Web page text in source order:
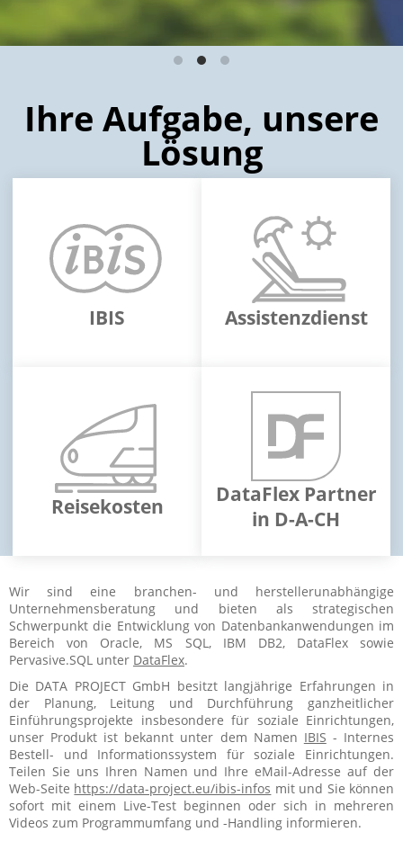
Ihre Aufgabe, unsere
Lösung
IBIS Assistenzdienst
Reisekosten
DataFlex Partner
in D-A-CH
Wir sind eine branchen- und herstellerunabhängige
Unternehmensberatung und bieten als strategischen
Schwerpunkt die Entwicklung von Datenbankanwendungen im
Bereich von Oracle, MS SQL, IBM DB2, DataFlex sowie
Pervasive.SQL unter DataFlex.
Die DATA PROJECT GmbH besitzt langjährige Erfahrungen in
der Planung, Leitung und Durchführung ganzheitlicher
Einführungsprojekte insbesondere für soziale Einrichtungen,
unser Produkt ist bekannt unter dem Namen IBIS - Internes
Bestell- und Informationssystem für soziale Einrichtungen.
Teilen Sie uns Ihren Namen und Ihre eMail-Adresse auf der
Web-Seite https://data-project.eu/ibis-infos mit und Sie können
sofort mit einem Live-Test beginnen oder sich in mehreren
Videos zum Programmumfang und -Handling informieren.